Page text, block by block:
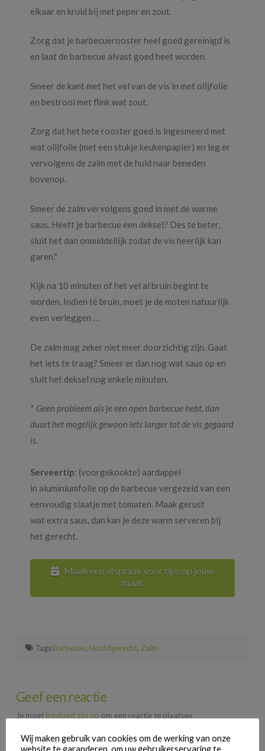
elkaar en kruid bij met peper en zout.
Zorg dat je barbecuerooster heel goed gereinigd is
en laat de barbecue alvast goed heet worden.
Smeer de kant met het vel van de vis in met olijfolie
en bestrooi met flink wat zout.
Zorg dat het hete rooster goed is ingesmeerd met
wat olijfolie (met een stukje keukenpapier) en leg er
vervolgens de zalm met de huid naar beneden
bovenop.
Smeer de zalm vervolgens goed in met de warme
saus. Heeft je barbecue een deksel? Des te beter,
sluit het dan onmiddellijk zodat de vis heerlijk kan
garen.*
Kijk na 10 minuten of het vel al bruin begint te
worden. Indien té bruin, moet je de moten natuurlijk
even verleggen …
De zalm mag zeker niet meer doorzichtig zijn. Gaat
het iets te traag? Smeer er dan nog wat saus op en
sluit het deksel nog enkele minuten.
* Geen probleem als je een open barbecue hebt, dan
duurt het mogelijk gewoon iets langer tot de vis gegaard
is.
Serveertip: (voorgekookte) aardappel
in aluminiumfolie op de barbecue vergezeld van een
eenvoudig slaatje met tomaten. Maak gerust
wat extra saus, dan kan je deze warm serveren bij
het gerecht.
Maak een afspraak voor tips op jouw
maat
Tags:Barbecue, Hoofdgerecht, Zalm
Geef een reactie
Je moet ingelogd zijn op om een reactie te plaatsen.
Wij maken gebruik van cookies om de werking van onze
website te garanderen, om uw gebruikerservaring te